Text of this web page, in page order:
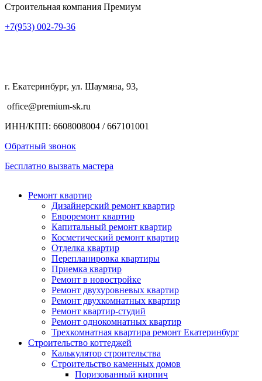
Строительная компания Премиум
+7(953) 002-79-36
г. Екатеринбург, ул. Шаумяна, 93,
office@premium-sk.ru
ИНН/КПП: 6608008004 / 667101001
Обратный звонок
Бесплатно вызвать мастера
Ремонт квартир
Дизайнерский ремонт квартир
Евроремонт квартир
Капитальный ремонт квартир
Косметический ремонт квартир
Отделка квартир
Перепланировка квартиры
Приемка квартир
Ремонт в новостройке
Ремонт двухуровневых квартир
Ремонт двухкомнатных квартир
Ремонт квартир-студий
Ремонт однокомнатных квартир
Трехкомнатная квартира ремонт Екатеринбург
Строительство коттеджей
Калькулятор строительства
Строительство каменных домов
Поризованный кирпич